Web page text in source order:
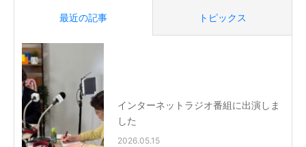
最近の記事 トピックス
インターネットラジオ番組に出演しま
した
2026.05.15